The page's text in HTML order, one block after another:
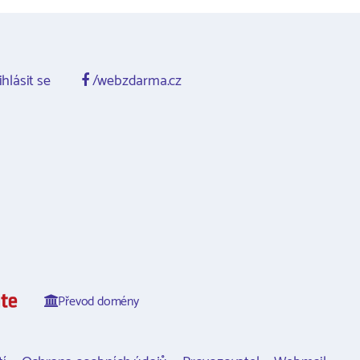
se /webzdarma.cz
Převod domény